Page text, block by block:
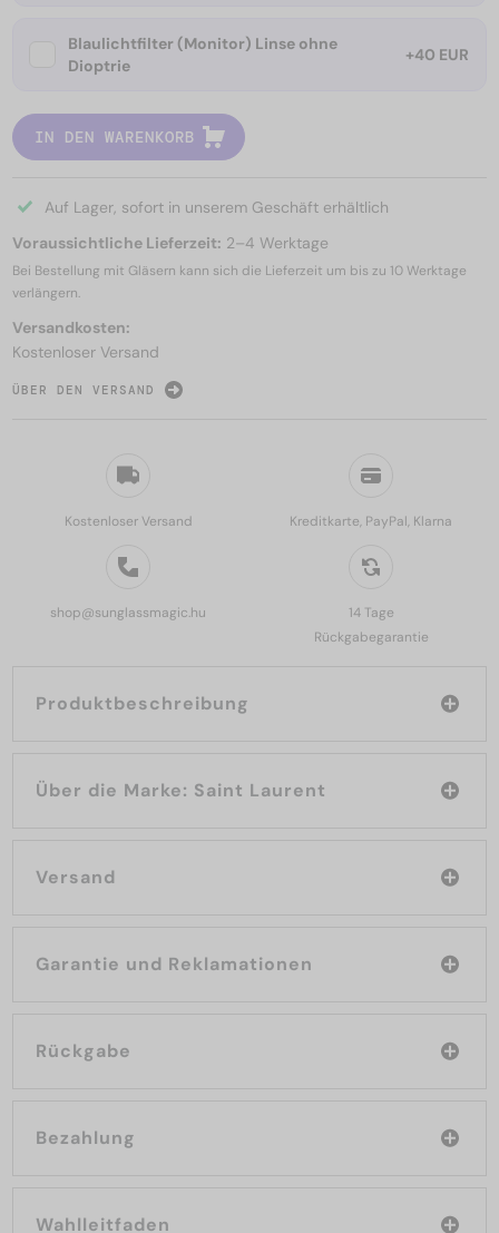
Kostenloser Versand Kreditkarte, PayPal, Klarna
shop@sunglassmagic.hu
14 Tage
Rückgabegarantie
Produktbeschreibung
Über die Marke: Saint Laurent
Versand
Garantie und Reklamationen
Rückgabe
Bezahlung
Wahlleitfaden
Blaulichtfilter (Monitor) Linse ohne
Dioptrie
+40 EUR
IN DEN WARENKORB
Auf Lager, sofort in unserem Geschäft erhältlich
Voraussichtliche Lieferzeit: 2–4 Werktage
Bei Bestellung mit Gläsern kann sich die Lieferzeit um bis zu 10 Werktage
verlängern.
Versandkosten:
Kostenloser Versand
ÜBER DEN VERSAND